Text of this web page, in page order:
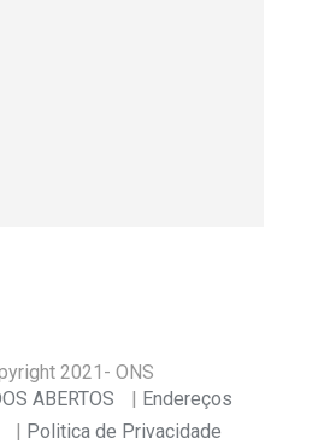
2021 - ONS
ABERTOS
Endereços
Politica de Privacidade